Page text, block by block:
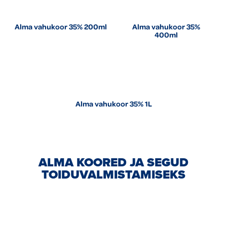
Alma vahukoor 35% 200ml
Alma vahukoor 35%
400ml
Alma vahukoor 35% 1L
ALMA KOORED JA SEGUD
TOIDUVALMISTAMISEKS